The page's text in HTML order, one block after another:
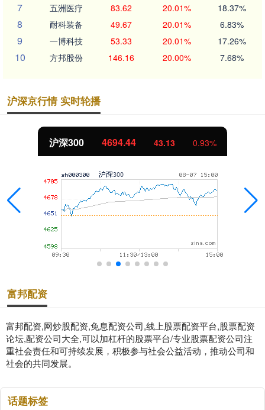
7 五洲医疗 83.62 20.01% 18.37%
8 耐科装备 49.67 20.01% 6.83%
9 一博科技 53.33 20.01% 17.26%
10 方邦股份 146.16 20.00% 7.68%
沪深京行情 实时轮播
北证50 1134.24
富邦配资
富邦配资,网炒股配资,免息配资公司,线上股票配资平台,股票配资
论坛,配资公司大全,可以加杠杆的股票平台/专业股票配资公司注
重社会责任和可持续发展，积极参与社会公益活动，推动公司和
社会的共同发展。
话题标签